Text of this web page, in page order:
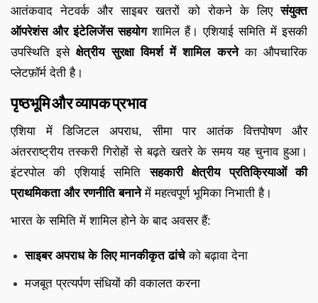
आतंकवाद नेटवर्क और साइबर खतरों को रोकने के लिएसंयुक्त
ऑपरेशंस और इंटेलिजेंस सहयोगशामिल हैं। एशियाई समिति में इसकी
उपस्थिति इसेक्षेत्रीय सुरक्षा विमर्श में शामिल करनेका औपचारिक
प्लेटफ़ॉर्म देती है।
पृष्ठभूमि और व्यापक प्रभाव
एशिया में डिजिटल अपराध, सीमा पार आतंक वित्तपोषण और
अंतरराष्ट्रीय तस्करी गिरोहों से बढ़ते खतरे के समय यह चुनाव हुआ।
इंटरपोल की एशियाई समितिसहकारी क्षेत्रीय प्रतिक्रियाओं की
प्राथमिकता और रणनीति बनानेमें महत्वपूर्ण भूमिका निभाती है।
भारत के समिति में शामिल होने के बाद अवसर हैं:
साइबर अपराध के लिए मानकीकृत ढांचेको बढ़ावा देना
मजबूत प्रत्यर्पण संधियों की वकालत करना